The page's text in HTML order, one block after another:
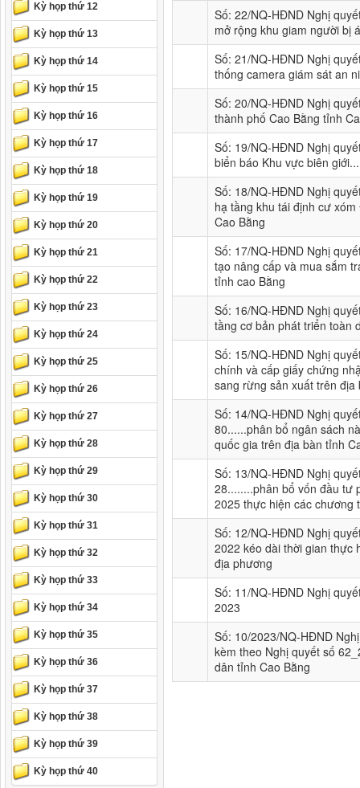
Số: 22/NQ-HĐND Nghị
mở rộng khu giam người bị
Số: 21/NQ-HĐND Nghị
thống camera giám sát an
Số: 20/NQ-HĐND Nghị
thành phố Cao Bằng tỉnh
Số: 19/NQ-HĐND Nghị
biển báo Khu vực biên
Số: 18/NQ-HĐND Nghị
hạ tầng khu tái định cư
Cao Bằng
Số: 17/NQ-HĐND Nghị
tạo nâng cấp và mua sắm
tỉnh cao Bằng
Số: 16/NQ-HĐND Nghị
tầng cơ bản phát triển toàn
Số: 15/NQ-HĐND Nghị
chính và cấp giấy chứng
sang rừng sản xuất trên địa
Số: 14/NQ-HĐND Nghị
80......phân bổ ngân sách
quốc gia trên địa bàn tỉnh
Số: 13/NQ-HĐND Nghị
28........phân bổ vốn đầu tư
2025 thực hiện các chương
Số: 12/NQ-HĐND Nghị
2022 kéo dài thời gian thực
địa phương
Số: 11/NQ-HĐND Nghị
2023
Số: 10/2023/NQ-HĐND
kèm theo Nghị quyết số
dân tỉnh Cao Bằng
Kỳ họp thứ 12
Kỳ họp thứ 13
Kỳ họp thứ 14
Kỳ họp thứ 15
Kỳ họp thứ 16
Kỳ họp thứ 17
Kỳ họp thứ 18
Kỳ họp thứ 19
Kỳ họp thứ 20
Kỳ họp thứ 21
Kỳ họp thứ 22
Kỳ họp thứ 23
Kỳ họp thứ 24
Kỳ họp thứ 25
Kỳ họp thứ 26
Kỳ họp thứ 27
Kỳ họp thứ 28
Kỳ họp thứ 29
Kỳ họp thứ 30
Kỳ họp thứ 31
Kỳ họp thứ 32
Kỳ họp thứ 33
Kỳ họp thứ 34
Kỳ họp thứ 35
Kỳ họp thứ 36
Kỳ họp thứ 37
Kỳ họp thứ 38
Kỳ họp thứ 39
Kỳ họp thứ 40